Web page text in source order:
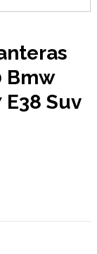
Bmw
E38 Suv